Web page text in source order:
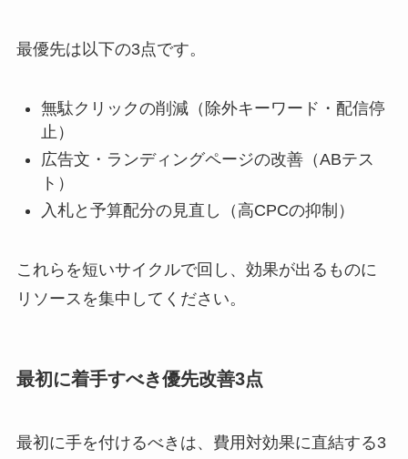
最優先は以下の3点です。
無駄クリックの削減（除外キーワード・配信停
止）
広告文・ランディングページの改善（ABテス
ト）
入札と予算配分の見直し（高CPCの抑制）
これらを短いサイクルで回し、効果が出るものに
リソースを集中してください。
最初に着手すべき優先改善3点
最初に手を付けるべきは、費用対効果に直結する3